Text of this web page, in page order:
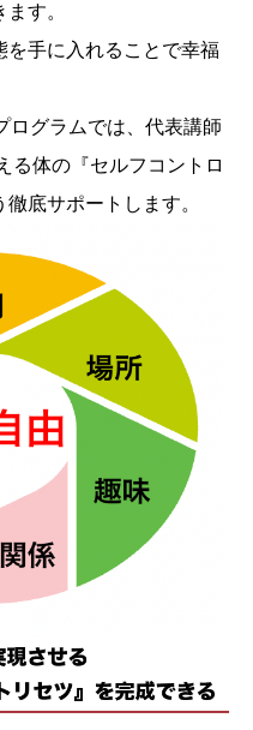
す。
を手に入れることで幸福
グラムでは、代表講師
る体の『セルフコントロ
底サポートします。